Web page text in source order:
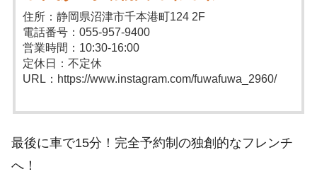
住所：静岡県沼津市千本港町124 2F
電話番号：055-957-9400
営業時間：10:30-16:00
定休日：不定休
URL：https://www.instagram.com/fuwafuwa_2960/
最後に車で15分！完全予約制の独創的なフレンチ
へ！